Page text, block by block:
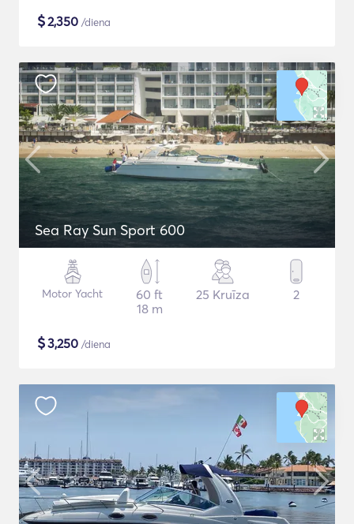
$2,350 /diena
Sea Ray Sun Sport 600
Motor Yacht
60 ft
18 m
25 Kruīza 2
$3,250 /diena